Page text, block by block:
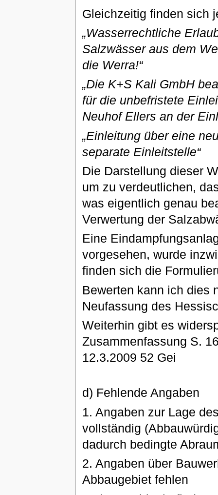
Gleichzeitig finden sich
„Wasserrechtliche
Salzwässer aus dem
die Werra!“
„Die K+S Kali GmbH
für die unbefristete
Neuhof Ellers an der
„Einleitung über eine
separate Einleitstelle“
Die Darstellung dieser
um zu verdeutlichen,
was eigentlich genau
Verwertung der
Eine
vorgesehen, wurde
finden sich die
Bewerten kann ich dies
Neufassung des
Weiterhin gibt es
Zusammenfassung S.
12.3.2009 52 Gei
d) Fehlende Angaben
1. Angaben zur Lage
vollständig
dadurch bedingte
2. Angaben über
Abbaugebiet fehlen